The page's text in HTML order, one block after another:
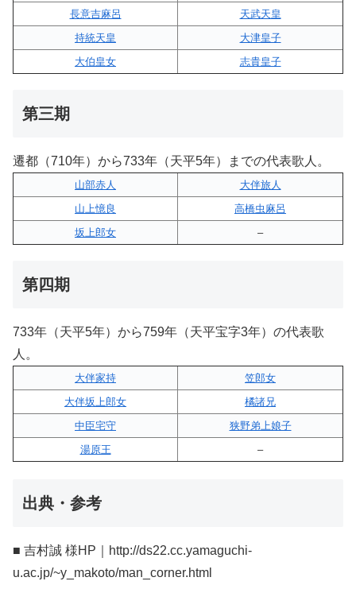
長意吉麻呂
天武天皇
持統天皇
大津皇子
大伯皇女
志貴皇子
第三期
遷都（710年）から733年（天平5年）までの代表歌人。
山部赤人
大伴旅人
山上憶良
高橋虫麻呂
坂上郎女
–
第四期
733年（天平5年）から759年（天平宝字3年）の代表歌
人。
大伴家持
笠郎女
大伴坂上郎女
橘諸兄
中臣宅守
狭野弟上娘子
湯原王
–
出典・参考
■ 吉村誠 様HP｜http://ds22.cc.yamaguchi-
u.ac.jp/~y_makoto/man_corner.html